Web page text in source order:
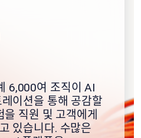
6,000여 조직이 AI
이션을 통해 공감할
직원 및 고객에게
있습니다. 수많은